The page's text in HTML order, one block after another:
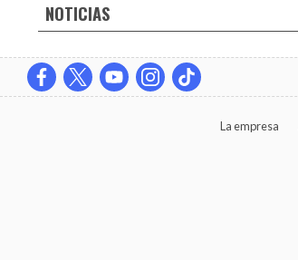
NOTICIAS
La empresa